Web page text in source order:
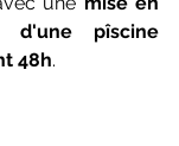
d'une pîscine
48h.